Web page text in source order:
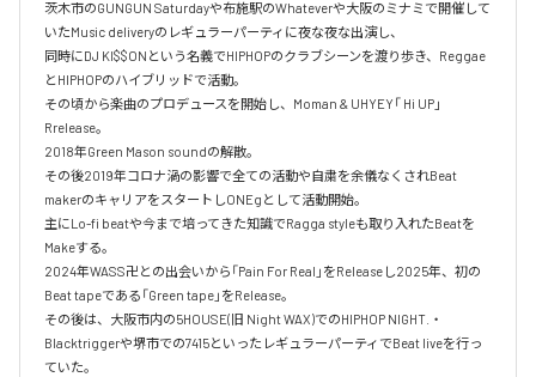
茨木市のGUNGUN Saturdayや布施駅のWhateverや大阪のミナミで開催して
いたMusic deliveryのレギュラーパーティに夜な夜な出演し、
同時にDJ KI$$ONという名義でHIPHOPのクラブシーンを渡り歩き、Reggae
とHIPHOPのハイブリッドで活動。
その頃から楽曲のプロデュースを開始し、Moman & UHYEY「 Hi UP」
Rrelease。
2018年Green Mason soundの解散。
その後2019年コロナ渦の影響で全ての活動や自粛を余儀なくされBeat
makerのキャリアをスタートしONEgとして活動開始。
主にLo-fi beatや今まで培ってきた知識でRagga styleも取り入れたBeatを
Makeする。
2024年WASS卍との出会いから「Pain For Real」をReleaseし2025年、初の
Beat tapeである「Green tape」をRelease。
その後は、大阪市内の5HOUSE(旧 Night WAX)でのHIPHOP NIGHT.・
Blacktriggerや堺市での7415といったレギュラーパーティでBeat liveを行っ
ていた。